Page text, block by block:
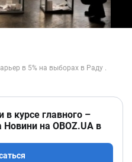
курсе главного –
на OBOZ.UA в